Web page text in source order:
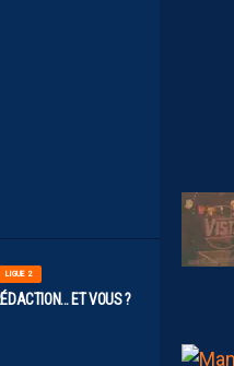
N
S
LIGUE 2
ET VOUS ?